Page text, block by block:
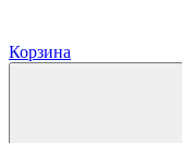
Корзина